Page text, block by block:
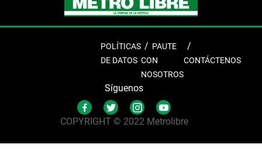
POLÍTICAS
DE DATOS
PAUTE
CON
NOSOTROS
CONTÁCTENOS
Síguenos
COPYRIGHT © 2022 Metrolibre